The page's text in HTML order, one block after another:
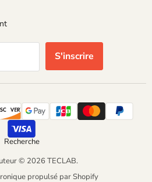
S'inscrire
Recherche
© 2026 TECLAB.
propulsé par Shopify